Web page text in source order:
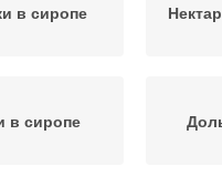
в сиропе
в сиропе